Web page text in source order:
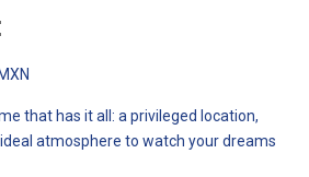
that has it all: a privileged location,
atmosphere to watch your dreams